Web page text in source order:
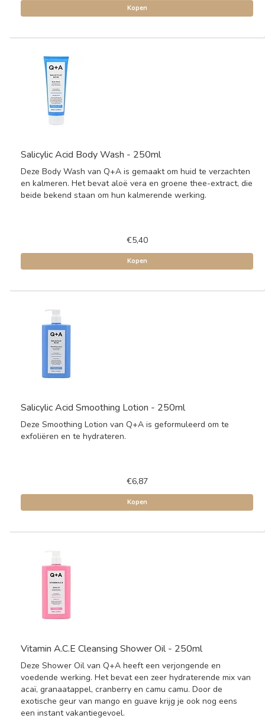
Kopen
Salicylic Acid Body Wash - 250ml
Deze Body Wash van Q+A is gemaakt om huid te verzachten
en kalmeren. Het bevat aloë vera en groene thee-extract, die
beide bekend staan om hun kalmerende werking.
€5,40
Kopen
Salicylic Acid Smoothing Lotion - 250ml
Deze Smoothing Lotion van Q+A is geformuleerd om te
exfoliëren en te hydrateren.
€6,87
Kopen
Vitamin A.C.E Cleansing Shower Oil - 250ml
Deze Shower Oil van Q+A heeft een verjongende en
voedende werking. Het bevat een zeer hydraterende mix van
acaï, granaatappel, cranberry en camu camu. Door de
exotische geur van mango en guave krijg je ook nog eens
een instant vakantiegevoel.